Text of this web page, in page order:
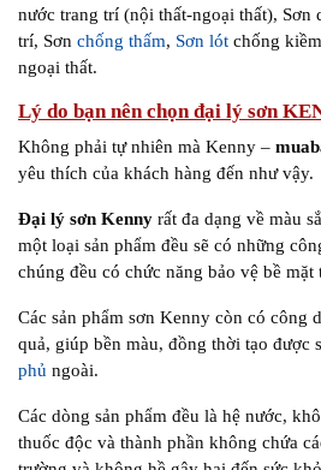
nước trang trí (nội thất-ngoại thất), Sơn
trí, Sơn chống thấm, Sơn lót chống
ngoại thất.
Lý do bạn nên chọn đại lý sơn
Không phải tự nhiên mà Kenny –
yêu thích của khách hàng đến như vậy.
Đại lý sơn Kenny rất đa dạng về màu
một loại sản phẩm đều sẽ có những
chúng đều có chức năng bảo vệ bề
Các sản phẩm sơn Kenny còn có công
quả, giúp bền màu, đồng thời tạo được
phủ ngoài.
Các dòng sản phẩm đều là hệ nước,
thuốc độc và thành phần không chứa